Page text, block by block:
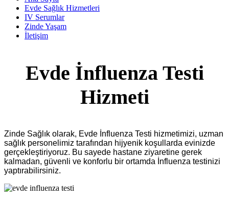
Evde Sağlık Hizmetleri
IV Serumlar
Zinde Yaşam
İletişim
Evde İnfluenza Testi
Hizmeti
Zinde Sağlık olarak, Evde İnfluenza Testi hizmetimizi, uzman
sağlık personelimiz tarafından hijyenik koşullarda evinizde
gerçekleştiriyoruz. Bu sayede hastane ziyaretine gerek
kalmadan, güvenli ve konforlu bir ortamda İnfluenza testinizi
yaptırabilirsiniz.